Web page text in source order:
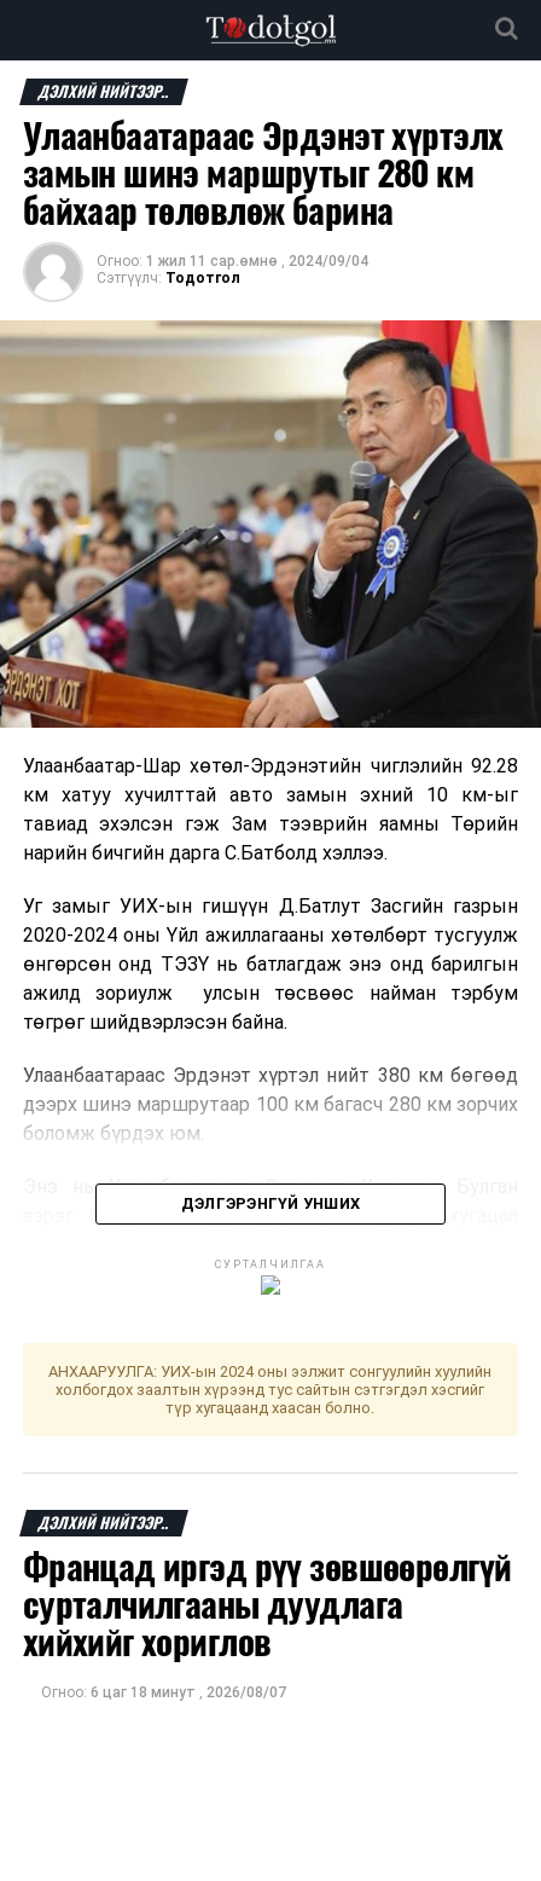
ДЭЛХИЙ НИЙТЭЭР..
Улаанбаатараас Эрдэнэт хүртэлх
замын шинэ маршрутыг 280 км
байхаар төлөвлөж барина
Огноо: 1 жил 11 сар.өмнө , 2024/09/04
Сэтгүүлч: Тодотгол
Улаанбаатар-Шар хөтөл-Эрдэнэтийн чиглэлийн 92.28
км хатуу хучилттай авто замын эхний 10 км-ыг
тавиад эхэлсэн гэж Зам тээврийн яамны Төрийн
нарийн бичгийн дарга С.Батболд хэллээ.
Уг замыг УИХ-ын гишүүн Д.Батлут Засгийн газрын
2020-2024 оны Үйл ажиллагааны хөтөлбөрт тусгуулж
өнгөрсөн онд ТЭЗҮ нь батлагдаж энэ онд барилгын
ажилд зориулж улсын төсвөөс найман тэрбум
төгрөг шийдвэрлэсэн байна.
Улаанбаатараас Эрдэнэт хүртэл нийт 380 км бөгөөд
дээрх шинэ маршрутаар 100 км багасч 280 км зорчих
боломж бүрдэх юм.
Энэ нь Улаанбаатараас Эрдэнэт, Хөвсгөл, Булган
зэрэг баруун аймгууд руу зорчиход цаг хугацаа
хэмнэлттэй байхаар төлөвлөжээ.
баринагэж Зам, тээврийн яамнаас мэдээллээ.
Улаанбаатар хотын тээврийн хэрэгслийн бүртгэл,
улсын дугаарыг Замын хөдөлгөөний удирдлагын
төвөөс олгоно
ӨМНӨХ МЭДЭЭ
Нийтийн тээврээр зорчигчдын тоо өмнөх оны үеэс 13
хувиар өссөн байна
ДЭЛГЭРЭНГҮЙ УНШИХ
СУРТАЛЧИЛГАА
АНХААРУУЛГА: УИХ-ын 2024 оны ээлжит сонгуулийн хуулийн
холбогдох заалтын хүрээнд тус сайтын сэтгэгдэл хэсгийг
түр хугацаанд хаасан болно.
ДЭЛХИЙ НИЙТЭЭР..
Францад иргэд рүү зөвшөөрөлгүй
сурталчилгааны дуудлага
хийхийг хориглов
Огноо: 6 цаг 18 минут , 2026/08/07